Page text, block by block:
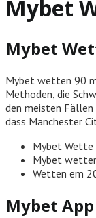
Mybet
Mybet
Mybet wetten 90
Methoden, die
den meisten
dass Manchester
Mybet Wette
Mybet
Wetten em
Mybet